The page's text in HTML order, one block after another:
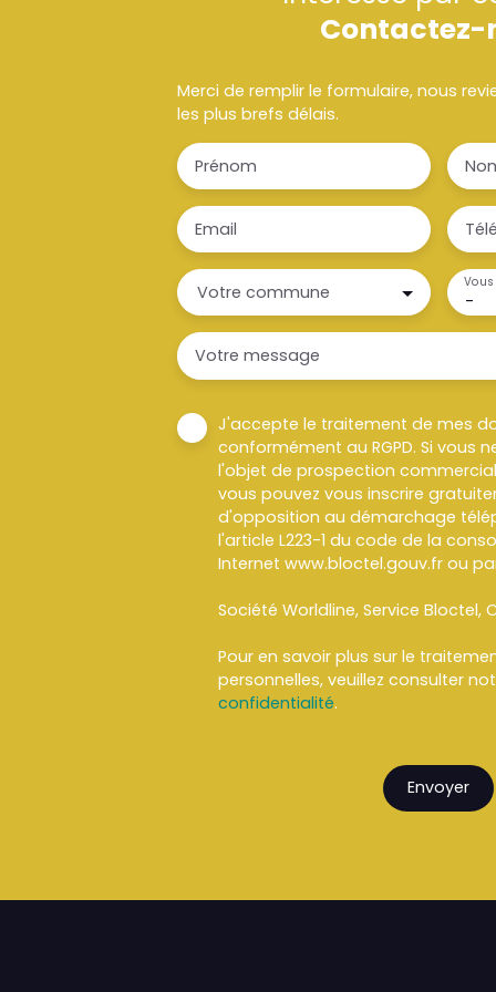
Contactez-
Merci de remplir le formulaire, nous
les plus brefs délais.
Prénom
Email
Votre commune -
Vous
Votre message
J'accepte le traitement de mes
conformément au RGPD. Si vous
l'objet de prospection
vous pouvez vous inscrire
d'opposition au démarchage
l'article L223-1 du code de la
Internet www.bloctel.gouv.fr ou
Société Worldline, Service Bloctel, CS
Pour en savoir plus sur le
personnelles, veuillez consulter
confidentialité.
Envoyer